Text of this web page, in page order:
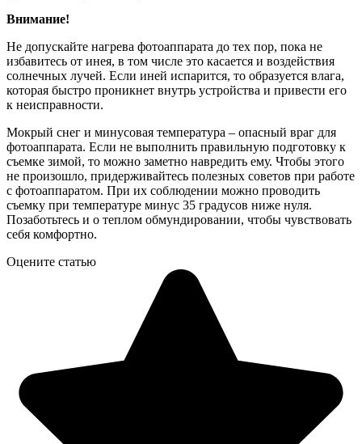
Внимание!
Не допускайте нагрева фотоаппарата до тех пор, пока не
избавитесь от инея, в том числе это касается и воздействия
солнечных лучей. Если иней испарится, то образуется влага,
которая быстро проникнет внутрь устройства и привести его
к неисправности.
Мокрый снег и минусовая температура – опасный враг для
фотоаппарата. Если не выполнить правильную подготовку к
съемке зимой, то можно заметно навредить ему. Чтобы этого
не произошло, придерживайтесь полезных советов при работе
с фотоаппаратом. При их соблюдении можно проводить
съемку при температуре минус 35 градусов ниже нуля.
Позаботьтесь и о теплом обмундировании, чтобы чувствовать
себя комфортно.
Оцените статью